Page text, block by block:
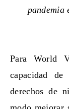
pandemia
Para World
capacidad
derechos de